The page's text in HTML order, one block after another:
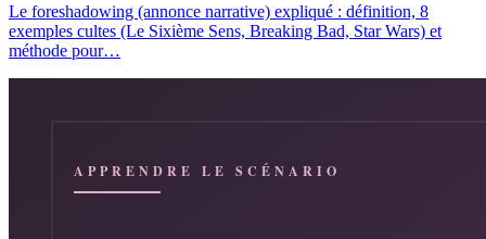
Le foreshadowing (annonce narrative) expliqué : définition, 8
exemples cultes (Le Sixième Sens, Breaking Bad, Star Wars) et
méthode pour…